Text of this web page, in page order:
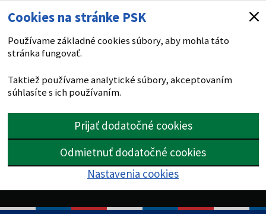
Cookies na stránke PSK
Používame základné cookies súbory, aby mohla táto
stránka fungovať.
Taktiež používame analytické súbory, akceptovaním
súhlasíte s ich používaním.
Prijať dodatočné cookies
Odmietnuť dodatočné cookies
Nastavenia cookies